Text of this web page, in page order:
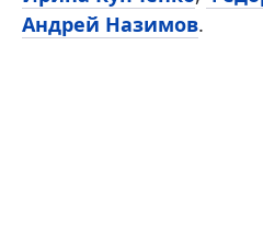
Андрей Назимов.